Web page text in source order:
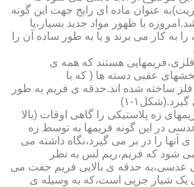
عنوان ماده ای رایج جهت این گونه
با ظهور مواد جدید بسیار،یا
به کار می برند و یا به طور ساده آن را
هستند که همه ی
عقبی دسته ها ( که با
فلز ساخته شده اند.حدقه ی فریم به طور
۱)
زه پلاستیکی را گاهی اوقات (بالا
در این گونه فریمها به توسط زه
آنها را در بر می گیرد،نگاه داشته می
شود که فریم،ریم لس به نظر
عدسی،به حدقه ی بالایی فریم جفت می
یک شیار جزیی است،که به وسیله ی